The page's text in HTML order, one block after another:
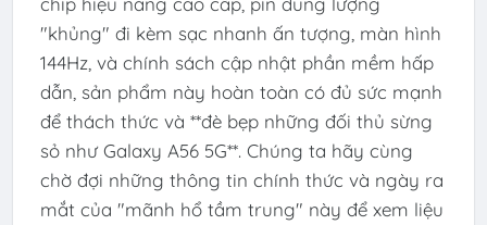
"khủng" đi kèm sạc nhanh ấn tượng, màn hình
144Hz, và chính sách cập nhật phần mềm hấp
dẫn, sản phẩm này hoàn toàn có đủ sức mạnh
để thách thức và **đè bẹp những đối thủ sừng
sỏ như Galaxy A56 5G**. Chúng ta hãy cùng
chờ đợi những thông tin chính thức và ngày ra
mắt của "mãnh hổ tầm trung" này để xem liệu